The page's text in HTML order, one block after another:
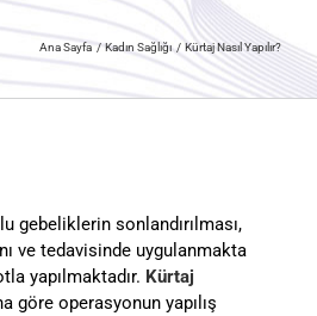
Ana Sayfa Kadın Sağlığı Kürtaj Nasıl Yapılır?
gebeliklerin sonlandırılması,
ve tedavisinde uygulanmakta
yapılmaktadır. Kürtaj
göre operasyonun yapılış